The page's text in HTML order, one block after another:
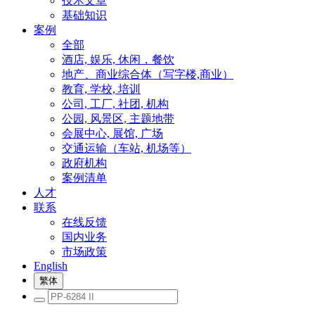
基础知识
案例
全部
酒店, 娱乐, 休闲，餐饮
地产、商业综合体（写字楼,商业）
教育, 学校, 培训
公司, 工厂, 社团, 机构
公园, 风景区, 主题地带
会展中心, 展馆, 广场
交通运输（车站, 机场等）
政府机构
案例清单
人才
联系
在线反馈
国内业务
市场政策
English
繁体